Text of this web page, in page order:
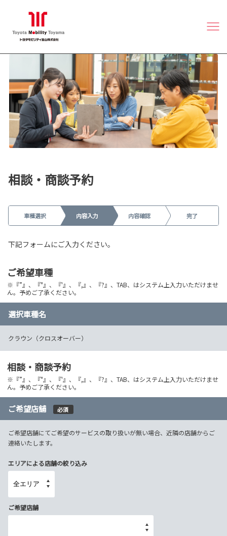
相談・商談予約
車種選択 内容入力 内容確認 完了
下記フォームにご入力ください。
ご希望車種
※『”』、『"』、『'』、『,』、『?』、TAB、はシステム上入力いただけませ
ん。予めご了承ください。
選択車種名
クラウン（クロスオーバー）
相談・商談予約
※『”』、『"』、『'』、『,』、『?』、TAB、はシステム上入力いただけませ
ん。予めご了承ください。
ご希望店舗 必須
ご希望店舗にてご希望のサービスの取り扱いが無い場合、近隣の店舗からご
連絡いたします。
エリアによる店舗の絞り込み
ご希望店舗